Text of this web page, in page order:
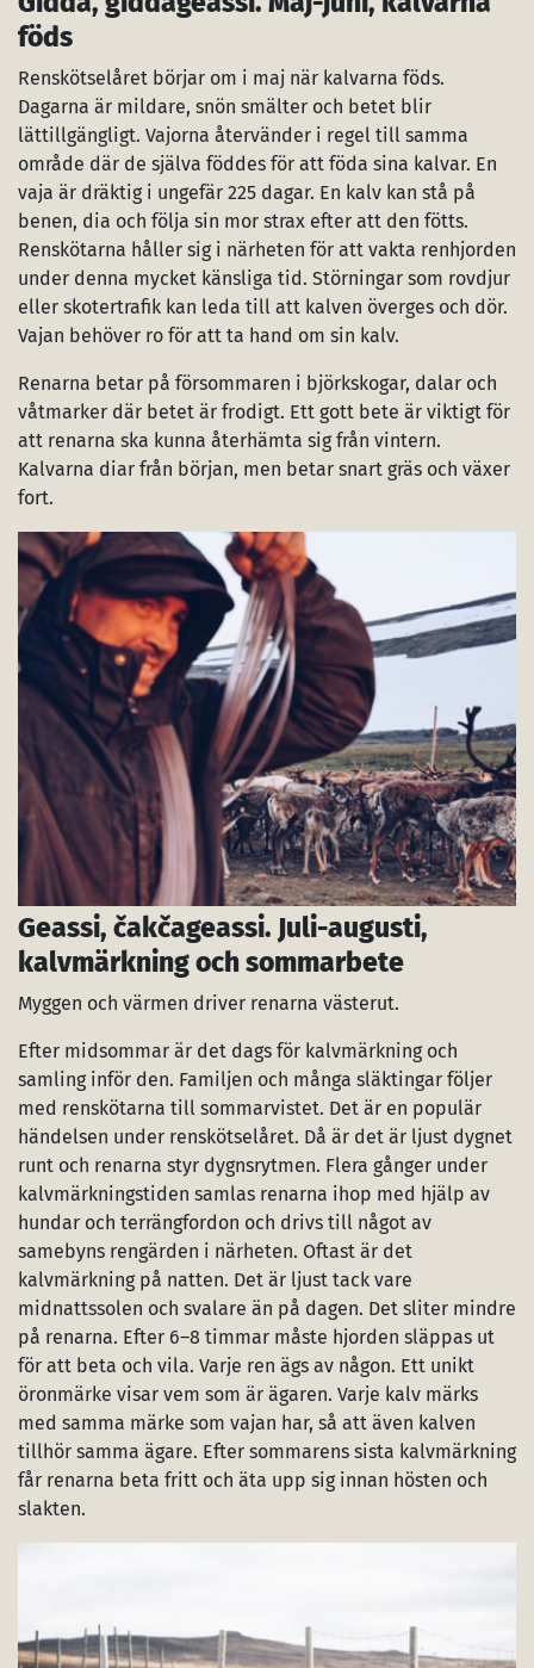
föds
Renskötselåret börjar om i maj när kalvarna föds.
Dagarna är mildare, snön smälter och betet blir
lättillgängligt. Vajorna återvänder i regel till samma
område där de själva föddes för att föda sina kalvar. En
vaja är dräktig i ungefär 225 dagar. En kalv kan stå på
benen, dia och följa sin mor strax efter att den fötts.
Renskötarna håller sig i närheten för att vakta renhjorden
under denna mycket känsliga tid. Störningar som rovdjur
eller skotertrafik kan leda till att kalven överges och dör.
Vajan behöver ro för att ta hand om sin kalv.
Renarna betar på försommaren i björkskogar, dalar och
våtmarker där betet är frodigt. Ett gott bete är viktigt för
att renarna ska kunna återhämta sig från vintern.
Kalvarna diar från början, men betar snart gräs och växer
fort.
Geassi, čakčageassi. Juli-augusti,
kalvmärkning och sommarbete
Myggen och värmen driver renarna västerut.
Efter midsommar är det dags för kalvmärkning och
samling inför den. Familjen och många släktingar följer
med renskötarna till sommarvistet. Det är en populär
händelsen under renskötselåret. Då är det är ljust dygnet
runt och renarna styr dygnsrytmen. Flera gånger under
kalvmärkningstiden samlas renarna ihop med hjälp av
hundar och terrängfordon och drivs till något av
samebyns rengärden i närheten. Oftast är det
kalvmärkning på natten. Det är ljust tack vare
midnattssolen och svalare än på dagen. Det sliter mindre
på renarna. Efter 6–8 timmar måste hjorden släppas ut
för att beta och vila. Varje ren ägs av någon. Ett unikt
öronmärke visar vem som är ägaren. Varje kalv märks
med samma märke som vajan har, så att även kalven
tillhör samma ägare. Efter sommarens sista kalvmärkning
får renarna beta fritt och äta upp sig innan hösten och
slakten.